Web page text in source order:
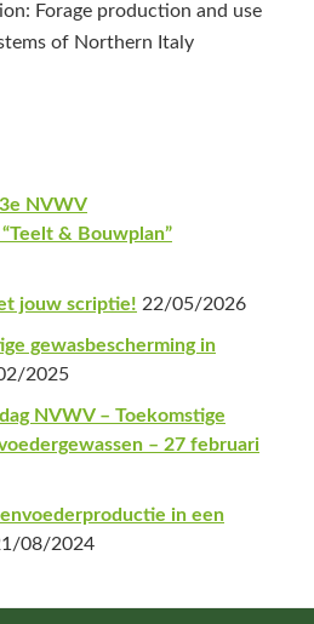
Forage production and use
of Northern Italy
NVWV
& Bouwplan”
jouw scriptie! 22/05/2026
gewasbescherming in
2025
NVWV – Toekomstige
– 27 februari
in een
08/2024